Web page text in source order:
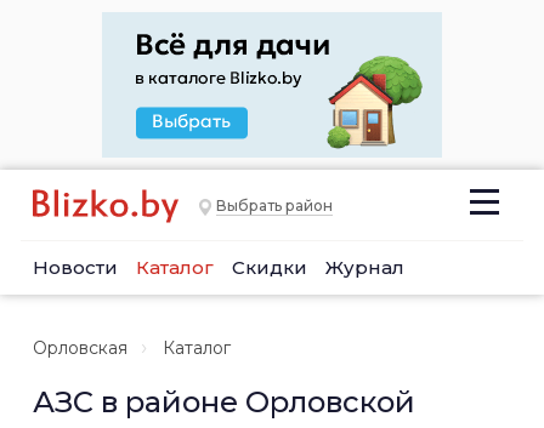
Выбрать район
Новости Каталог Скидки Журнал
Орловская Каталог
АЗС в районе Орловской